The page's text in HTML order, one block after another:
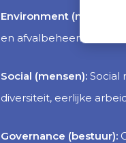
Environment (milieu):
en afvalbeheer. Als
Social (mensen): Social
diversiteit, eerlijke
Governance (bestuur):